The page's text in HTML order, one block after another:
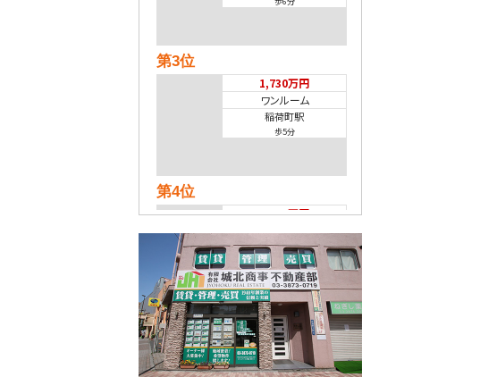
第3位
1,730万円
ワンルーム
稲荷町駅
歩5分
第4位
3,080万円
ワンルーム
上野駅
歩9分
第5位
6,680万円
3ＬＤＫ